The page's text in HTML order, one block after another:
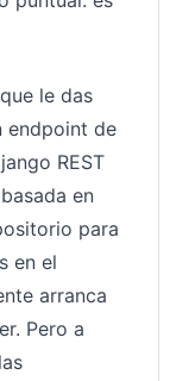
le das
endpoint de
REST
en
para
en el
arranca
Pero a